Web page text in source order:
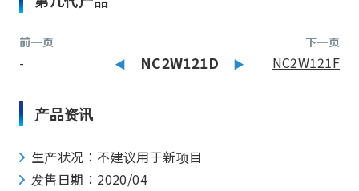
前一页
- NC2W121D
下一页
NC2W121F
产品资讯
生产状况：不建议用于新项目
发售日期：2020/04